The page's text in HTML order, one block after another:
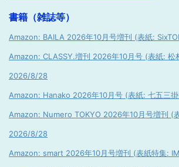
書籍（雑誌等）
Amazon: BAILA 2026年10月号増刊 (表紙:
Amazon: CLASSY.増刊 2026年10月号 (表紙: 松
2026/8/28
Amazon: Hanako 2026年10月号 (表紙: 七五三
Amazon: Numero TOKYO 2026年10月号増刊 (
2026/8/28
Amazon: smart 2026年10月号増刊 (表紙特集: